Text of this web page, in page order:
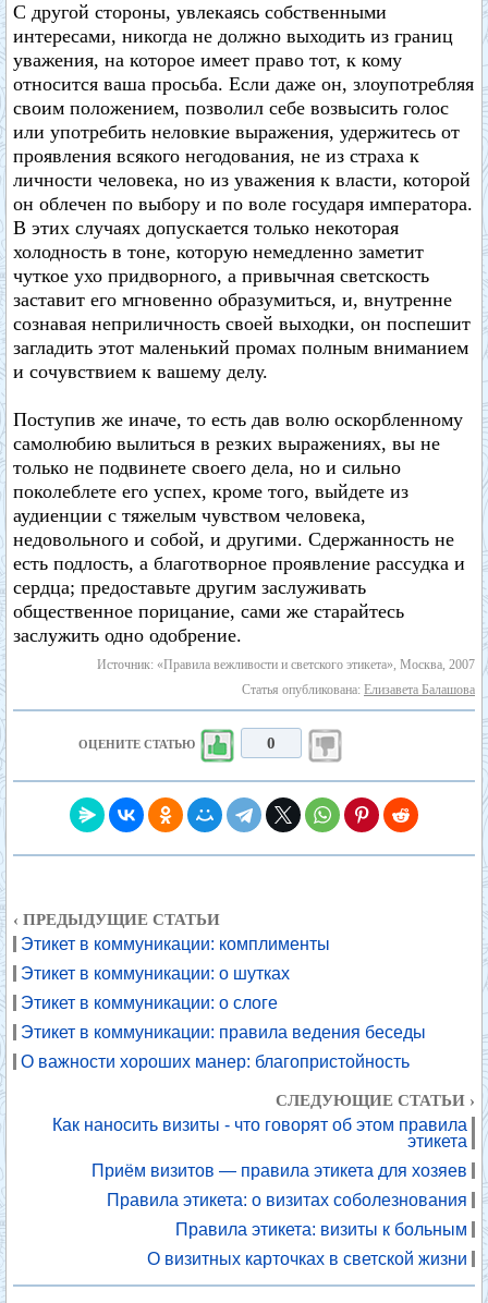
С другой стороны, увлекаясь собственными
интересами, никогда не должно выходить из границ
уважения, на которое имеет право тот, к кому
относится ваша просьба. Если даже он, злоупотребляя
своим положением, позволил себе возвысить голос
или употребить неловкие выражения, удержитесь от
проявления всякого негодования, не из страха к
личности человека, но из уважения к власти, которой
он облечен по выбору и по воле государя императора.
В этих случаях допускается только некоторая
холодность в тоне, которую немедленно заметит
чуткое ухо придворного, а привычная светскость
заставит его мгновенно образумиться, и, внутренне
сознавая неприличность своей выходки, он поспешит
загладить этот маленький промах полным вниманием
и сочувствием к вашему делу.
Поступив же иначе, то есть дав волю оскорбленному
самолюбию вылиться в резких выражениях, вы не
только не подвинете своего дела, но и сильно
поколеблете его успех, кроме того, выйдете из
аудиенции с тяжелым чувством человека,
недовольного и собой, и другими. Сдержанность не
есть подлость, а благотворное проявление рассудка и
сердца; предоставьте другим заслуживать
общественное порицание, сами же старайтесь
заслужить одно одобрение.
Источник: «Правила вежливости и светского этикета», Москва, 2007
Статья опубликована: Елизавета Балашова
ОЦЕНИТЕ СТАТЬЮ 0
‹ ПРЕДЫДУЩИЕ СТАТЬИ
Этикет в коммуникации: комплименты
Этикет в коммуникации: о шутках
Этикет в коммуникации: о слоге
Этикет в коммуникации: правила ведения беседы
О важности хороших манер: благопристойность
СЛЕДУЮЩИЕ СТАТЬИ ›
Как наносить визиты - что говорят об этом правила
этикета
Приём визитов — правила этикета для хозяев
Правила этикета: о визитах соболезнования
Правила этикета: визиты к больным
О визитных карточках в светской жизни